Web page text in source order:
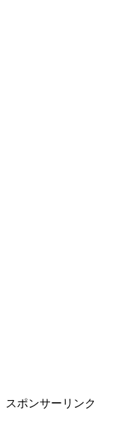
スポンサーリンク